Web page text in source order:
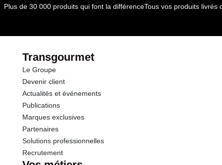
Durée totale du produit :Pas de durée limitée
Plus de 30 000 produits qui font la différenceTous vos produits livrés
Transgourmet
Le Groupe
Devenir client
Actualités et événements
Publications
Marques exclusives
Partenaires
Solutions professionnelles
Recrutement